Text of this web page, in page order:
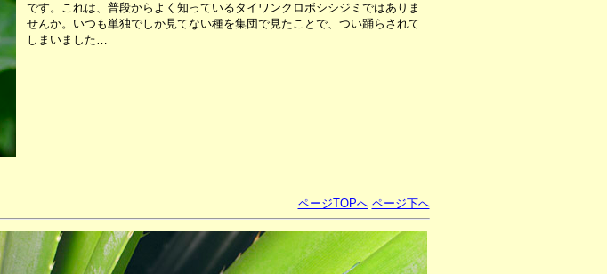
です。これは、普段からよく知っているタイワンクロボシシジミではありま
せんか。いつも単独でしか見てない種を集団で見たことで、つい踊らされて
しまいました…
ページTOPへ ページ下へ